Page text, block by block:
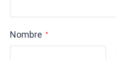
Nombre *